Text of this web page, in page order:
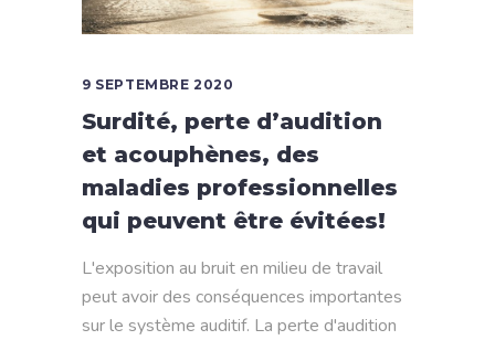
9 SEPTEMBRE 2020
Surdité, perte d’audition
et acouphènes, des
maladies professionnelles
qui peuvent être évitées!
L'exposition au bruit en milieu de travail
peut avoir des conséquences importantes
sur le système auditif. La perte d'audition